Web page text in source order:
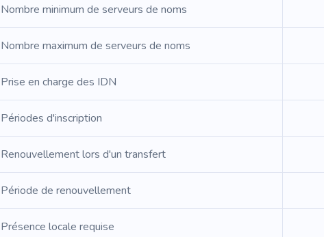
Nombre minimum de serveurs de noms
Nombre maximum de serveurs de noms
Prise en charge des IDN
Périodes d'inscription
Renouvellement lors d'un transfert
Période de renouvellement
Présence locale requise